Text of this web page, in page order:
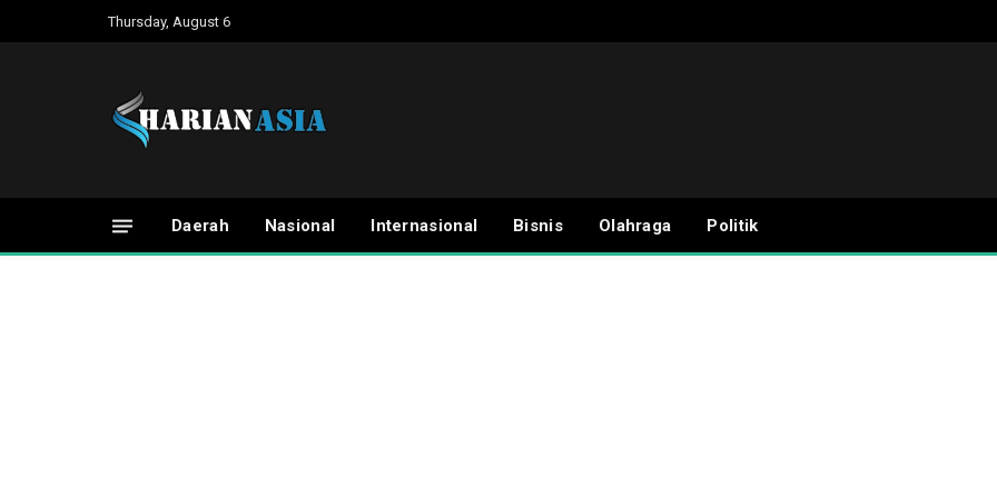
Thursday, August 6
Daerah Nasional Internasional Bisnis Olahraga Politik